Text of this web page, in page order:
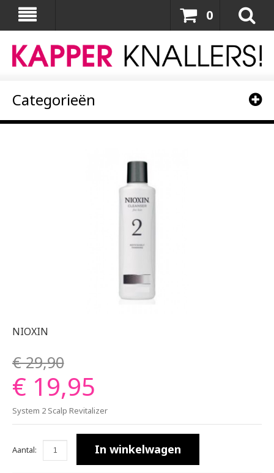
0
Categorieën
NIOXIN
€ 29,90
€ 19,95
System 2 Scalp Revitalizer
Aantal: In winkelwagen